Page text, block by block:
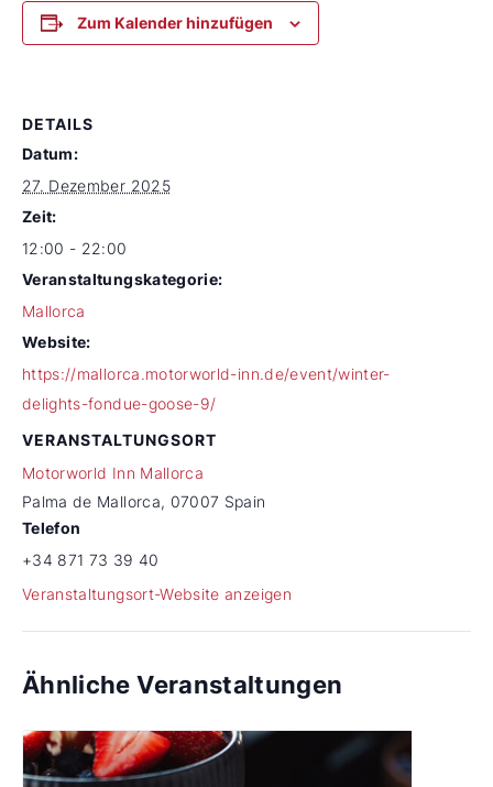
Zum Kalender hinzufügen
DETAILS
Datum:
27. Dezember 2025
Zeit:
12:00 - 22:00
Veranstaltungskategorie:
Mallorca
Website:
https://mallorca.motorworld-inn.de/event/winter-
delights-fondue-goose-9/
VERANSTALTUNGSORT
Motorworld Inn Mallorca
Palma de Mallorca, 07007 Spain
Telefon
+34 871 73 39 40
Veranstaltungsort-Website anzeigen
Ähnliche Veranstaltungen